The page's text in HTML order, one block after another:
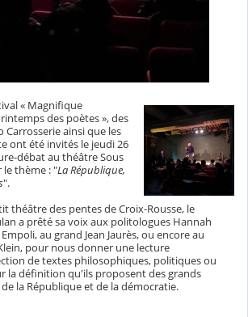
« Magnifique
des poètes », des
Carrosserie ainsi que les
ont été invités le jeudi 26
débat au théâtre Sous
le thème : "La République,
".
théâtre des pentes de Croix-Rousse, le
a prêté sa voixaux politologues Hannah
au grand Jean Jaurès, ou encore au
pour nous donner une lecture
de textes philosophiques, politiques ou
la définition qu'ils proposent des grands
la République et de la démocratie.